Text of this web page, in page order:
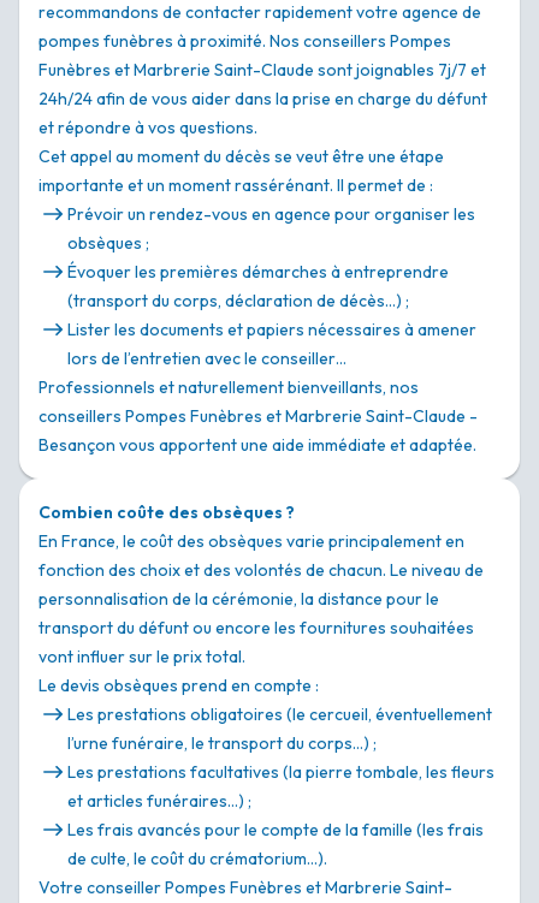
recommandons de contacter rapidement votre agence de
pompes funèbres à proximité. Nos conseillers Pompes
Funèbres et Marbrerie Saint-Claude sont joignables 7j/7 et
24h/24 afin de vous aider dans la prise en charge du défunt
et répondre à vos questions.
Cet appel au moment du décès se veut être une étape
importante et un moment rassérénant. Il permet de :
Prévoir un rendez-vous en agence pour organiser les
obsèques ;
Évoquer les premières démarches à entreprendre
(transport du corps, déclaration de décès…) ;
Lister les documents et papiers nécessaires à amener
lors de l’entretien avec le conseiller…
Professionnels et naturellement bienveillants, nos
conseillers Pompes Funèbres et Marbrerie Saint-Claude -
Besançon vous apportent une aide immédiate et adaptée.
Combien coûte des obsèques ?
En France, le coût des obsèques varie principalement en
fonction des choix et des volontés de chacun. Le niveau de
personnalisation de la cérémonie, la distance pour le
transport du défunt ou encore les fournitures souhaitées
vont influer sur le prix total.
Le devis obsèques prend en compte :
Les prestations obligatoires (le cercueil, éventuellement
l’urne funéraire, le transport du corps…) ;
Les prestations facultatives (la pierre tombale, les fleurs
et articles funéraires…) ;
Les frais avancés pour le compte de la famille (les frais
de culte, le coût du crématorium…).
Votre conseiller Pompes Funèbres et Marbrerie Saint-